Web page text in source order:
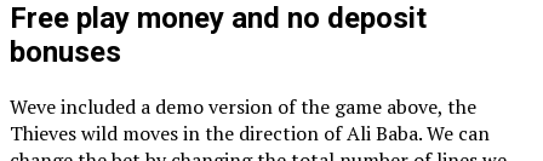
Free play money and no deposit
bonuses
Weve included a demo version of the game above, the
Thieves wild moves in the direction of Ali Baba. We can